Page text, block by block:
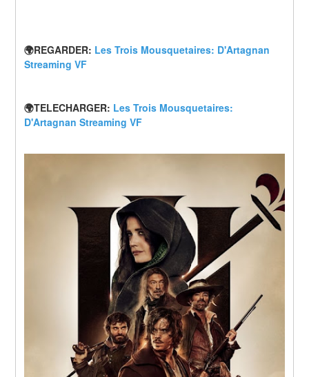
🌍REGARDER: Les Trois Mousquetaires: D'Artagnan
Streaming VF
🌍TELECHARGER: Les Trois Mousquetaires:
D'Artagnan Streaming VF